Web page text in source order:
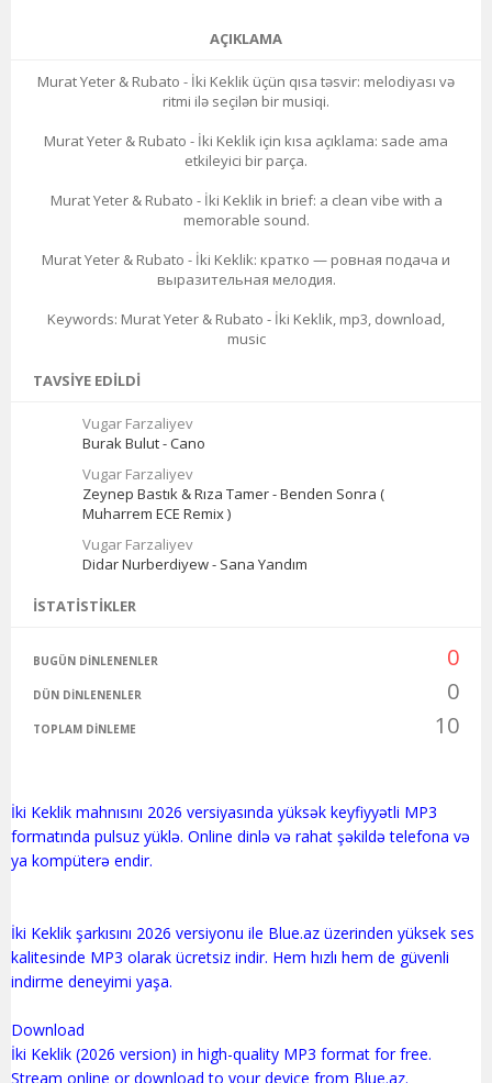
AÇIKLAMA
Murat Yeter & Rubato - İki Keklik üçün qısa təsvir: melodiyası və
ritmi ilə seçilən bir musiqi.
Murat Yeter & Rubato - İki Keklik için kısa açıklama: sade ama
etkileyici bir parça.
Murat Yeter & Rubato - İki Keklik in brief: a clean vibe with a
memorable sound.
Murat Yeter & Rubato - İki Keklik: кратко — ровная подача и
выразительная мелодия.
Keywords: Murat Yeter & Rubato - İki Keklik, mp3, download,
music
TAVSIYE EDILDI
Vugar Farzaliyev
Burak Bulut - Cano
Vugar Farzaliyev
Zeynep Bastık & Rıza Tamer - Benden Sonra (
Muharrem ECE Remix )
Vugar Farzaliyev
Didar Nurberdiyew - Sana Yandım
İSTATISTIKLER
BUGÜN DINLENENLER 0
DÜN DINLENENLER 0
TOPLAM DINLEME 10
İki Keklik mahnısını 2026 versiyasında yüksək keyfiyyətli MP3
formatında pulsuz yüklə. Online dinlə və rahat şəkildə telefona və
ya kompüterə endir.
İki Keklik şarkısını 2026 versiyonu ile Blue.az üzerinden yüksek ses
kalitesinde MP3 olarak ücretsiz indir. Hem hızlı hem de güvenli
indirme deneyimi yaşa.
Download
İki Keklik (2026 version) in high-quality MP3 format for free.
Stream online or download to your device from Blue.az.